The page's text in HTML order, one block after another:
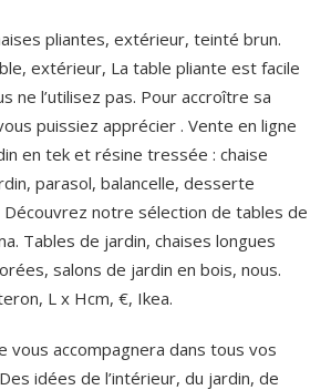
pliantes, extérieur, teinté brun.
extérieur, La table pliante est facile
ne l’utilisez pas. Pour accroître sa
puissiez apprécier . Vente en ligne
en tek et résine tressée : chaise
parasol, balancelle, desserte
notre sélection de tables de
Tables de jardin, chaises longues
salons de jardin en bois, nous.
L x Hcm, €, Ikea.
vous accompagnera dans tous vos
idées de l’intérieur, du jardin, de